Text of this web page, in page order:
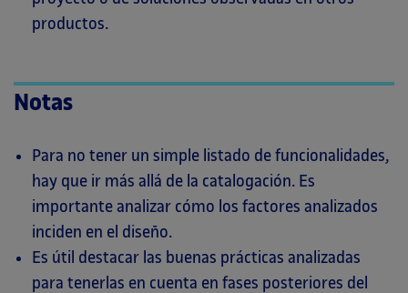
productos.
Notas
Para no tener un simple listado de funcionalidades,
hay que ir más allá de la catalogación. Es
importante analizar cómo los factores analizados
inciden en el diseño.
Es útil destacar las buenas prácticas analizadas
para tenerlas en cuenta en fases posteriores del